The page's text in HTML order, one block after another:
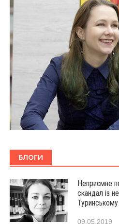
БЛОГИ
Неприємне
скандал із
09.05.2019